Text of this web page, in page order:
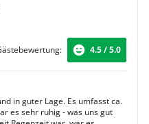
4.5 / 5.0
in guter Lage. Es umfasst ca.
es sehr ruhig - was uns gut